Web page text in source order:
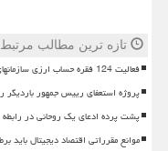
تازه ترین مطالب مرتبط
فعالیت 124 فقره حساب ارزی سازمانهای دولتی خارج از حساب واحد خزانه
پروژه استعفای رییس جمهور باردیگر
پشت پرده ادعای یک روحانی در رابطه با ۲۸ بار استعفای مسعود
موانع مقرراتی اقتصاد دیجیتال باید